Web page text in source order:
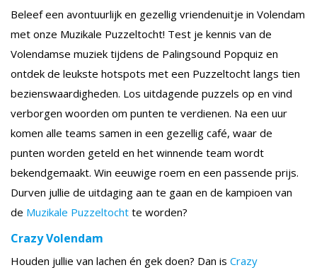
Beleef een avontuurlijk en gezellig vriendenuitje in Volendam
met onze Muzikale Puzzeltocht! Test je kennis van de
Volendamse muziek tijdens de Palingsound Popquiz en
ontdek de leukste hotspots met een Puzzeltocht langs tien
bezienswaardigheden. Los uitdagende puzzels op en vind
verborgen woorden om punten te verdienen. Na een uur
komen alle teams samen in een gezellig café, waar de
punten worden geteld en het winnende team wordt
bekendgemaakt. Win eeuwige roem en een passende prijs.
Durven jullie de uitdaging aan te gaan en de kampioen van
de Muzikale Puzzeltocht te worden?
Crazy Volendam
Houden jullie van lachen én gek doen? Dan is Crazy